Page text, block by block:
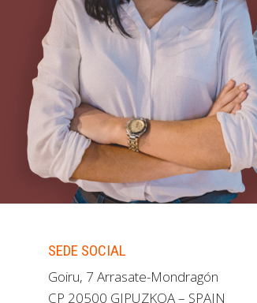
SEDE SOCIAL
Goiru, 7 Arrasate-Mondragón
CP 20500 GIPUZKOA – SPAIN